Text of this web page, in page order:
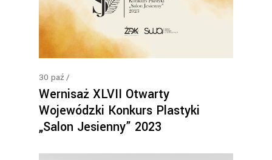
30 paź
Wernisaż XLVII Otwarty
Wojewódzki Konkurs Plastyki
„Salon Jesienny” 2023